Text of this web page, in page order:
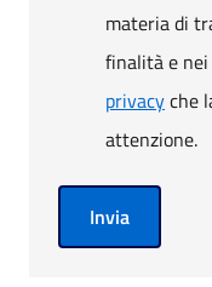
materia di
finalità e
privacyche
attenzione.
Invia